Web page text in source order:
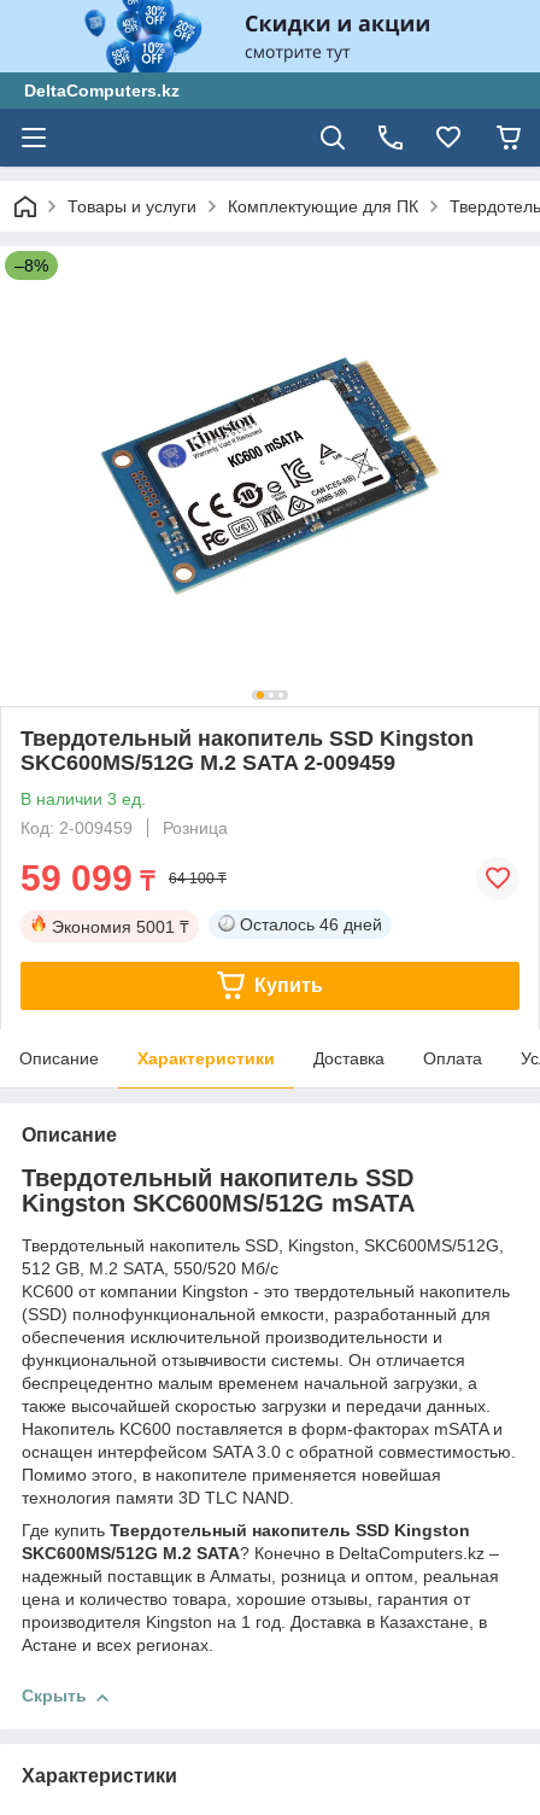
DeltaComputers.kz
Товары и услуги Комплектующие для ПК
–8%
Твердотельный накопитель SSD Kingston
SKC600MS/512G M.2 SATA 2-009459
В наличии 3 ед.
Код: 2-009459
Розница
59 099 ₸ 64 100 ₸
Экономия 5001 ₸ Осталось 46 дней
Купить
Описание Характеристики Доставка Оплата
Описание
Твердотельный накопитель SSD
Kingston SKC600MS/512G mSATA
Твердотельный накопитель SSD, Kingston, SKC600MS/512G,
512 GB, M.2 SATA, 550/520 Мб/с
KC600 от компании Kingston - это твердотельный накопитель
(SSD) полнофункциональной емкости, разработанный для
обеспечения исключительной производительности и
функциональной отзывчивости системы. Он отличается
беспрецедентно малым временем начальной загрузки, а
также высочайшей скоростью загрузки и передачи данных.
Накопитель KC600 поставляется в форм-факторах mSATA и
оснащен интерфейсом SATA 3.0 с обратной совместимостью.
Помимо этого, в накопителе применяется новейшая
технология памяти 3D TLC NAND.
Где купить Твердотельный накопитель SSD Kingston
SKC600MS/512G M.2 SATA? Конечно в DeltaComputers.kz –
надежный поставщик в Алматы, розница и оптом, реальная
цена и количество товара, хорошие отзывы, гарантия от
производителя Kingston на 1 год. Доставка в Казахстане, в
Астане и всех регионах.
Скрыть
Характеристики